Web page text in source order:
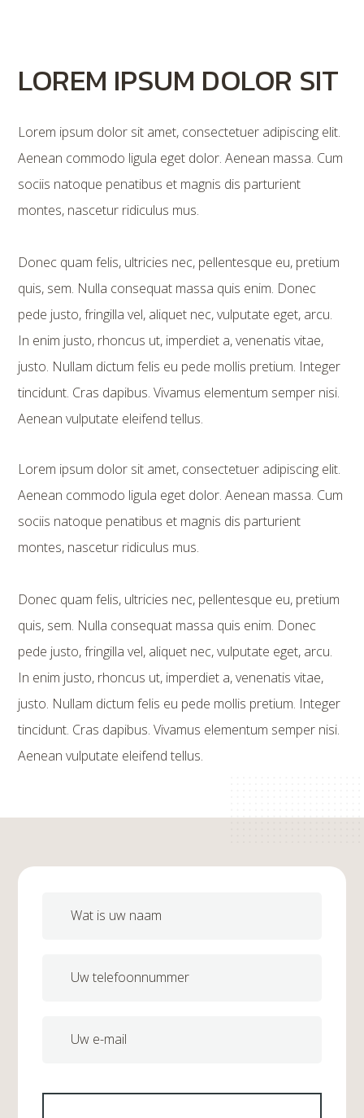
LOREM IPSUM DOLOR SIT
Lorem ipsum dolor sit amet, consectetuer adipiscing elit.
Aenean commodo ligula eget dolor. Aenean massa. Cum
sociis natoque penatibus et magnis dis parturient
montes, nascetur ridiculus mus.
Donec quam felis, ultricies nec, pellentesque eu, pretium
quis, sem. Nulla consequat massa quis enim. Donec
pede justo, fringilla vel, aliquet nec, vulputate eget, arcu.
In enim justo, rhoncus ut, imperdiet a, venenatis vitae,
justo. Nullam dictum felis eu pede mollis pretium. Integer
tincidunt. Cras dapibus. Vivamus elementum semper nisi.
Aenean vulputate eleifend tellus.
Lorem ipsum dolor sit amet, consectetuer adipiscing elit.
Aenean commodo ligula eget dolor. Aenean massa. Cum
sociis natoque penatibus et magnis dis parturient
montes, nascetur ridiculus mus.
Donec quam felis, ultricies nec, pellentesque eu, pretium
quis, sem. Nulla consequat massa quis enim. Donec
pede justo, fringilla vel, aliquet nec, vulputate eget, arcu.
In enim justo, rhoncus ut, imperdiet a, venenatis vitae,
justo. Nullam dictum felis eu pede mollis pretium. Integer
tincidunt. Cras dapibus. Vivamus elementum semper nisi.
Aenean vulputate eleifend tellus.